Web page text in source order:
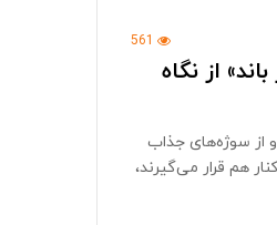
561
از نگاه
از سوژه‌های جذاب
هم قرار می‌گیرند،